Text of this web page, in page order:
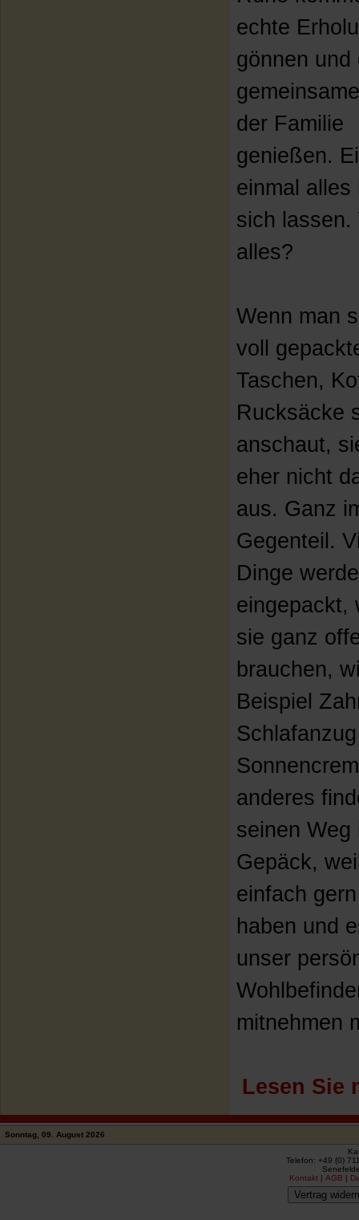
echte
gönnen und
der Familie
genießen.
einmal alles
sich lassen.
alles?
Wenn man
voll
Taschen,
Rucksäcke
anschaut,
eher nicht
aus. Ganz
Gegenteil.
Dinge
eingepackt,
sie ganz
brauchen,
Beispiel
anderes
seinen Weg
Gepäck,
einfach
haben und
unser
mitnehmen
Lesen Sie
Sonntag, 09. August 2026
Telefon: +49 (0)
Kontakt |AGB |
Vertrag